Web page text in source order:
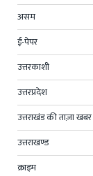
असम
ई-पेपर
उत्तरकाशी
उत्तरप्रदेश
उत्तराखंड की ताज़ा खबर
उत्तराखण्ड
क्राइम